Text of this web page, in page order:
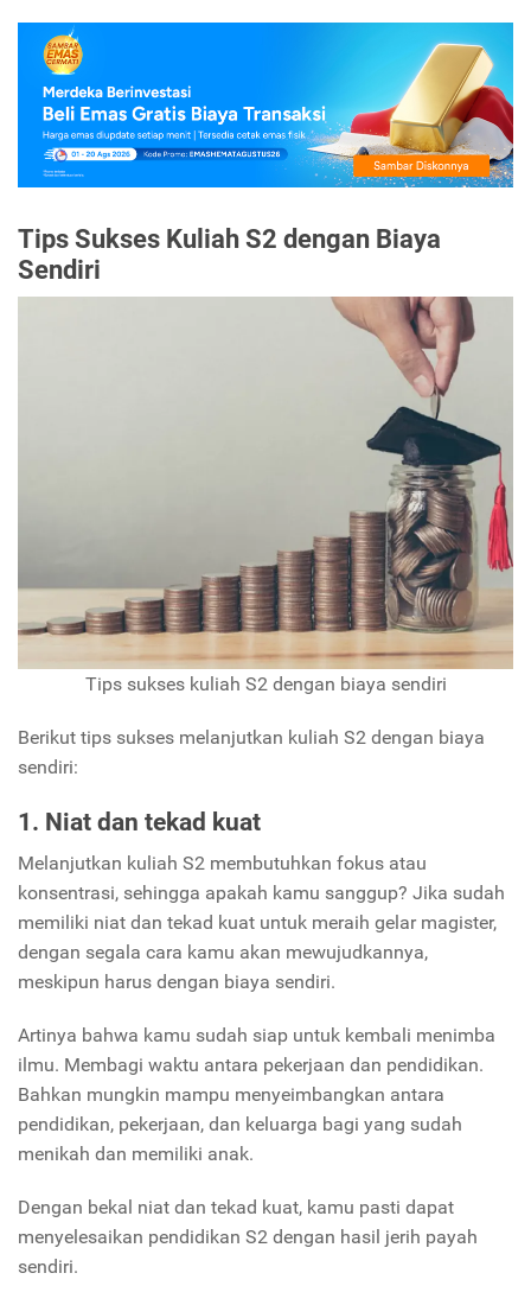
Tips Sukses Kuliah S2 dengan Biaya
Sendiri
Tips sukses kuliah S2 dengan biaya sendiri
Berikut tips sukses melanjutkan kuliah S2 dengan biaya
sendiri:
1. Niat dan tekad kuat
Melanjutkan kuliah S2 membutuhkan fokus atau
konsentrasi, sehingga apakah kamu sanggup? Jika sudah
memiliki niat dan tekad kuat untuk meraih gelar magister,
dengan segala cara kamu akan mewujudkannya,
meskipun harus dengan biaya sendiri.
Artinya bahwa kamu sudah siap untuk kembali menimba
ilmu. Membagi waktu antara pekerjaan dan pendidikan.
Bahkan mungkin mampu menyeimbangkan antara
pendidikan, pekerjaan, dan keluarga bagi yang sudah
menikah dan memiliki anak.
Dengan bekal niat dan tekad kuat, kamu pasti dapat
menyelesaikan pendidikan S2 dengan hasil jerih payah
sendiri.